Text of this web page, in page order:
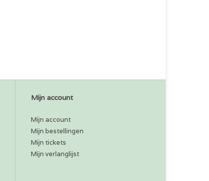
Mijn account
Mijn account
Mijn bestellingen
Mijn tickets
Mijn verlanglijst